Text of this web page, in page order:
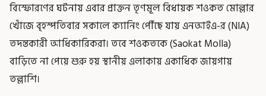
বিস্ফোরণের ঘটনায় এবার প্রাক্তন তৃণমূল বিধায়ক শওকত মোল্লার
খোঁজে বৃহস্পতিবার সকালে ক্যানিং পৌঁছে যায় এনআইএ-র (NIA)
তদন্তকারী আধিকারিকরা। তবে শওকতকে (Saokat Molla)
বাড়িতে না পেয়ে শুরু হয় স্থানীয় এলাকায় একাধিক জায়গায়
তল্লাশি।